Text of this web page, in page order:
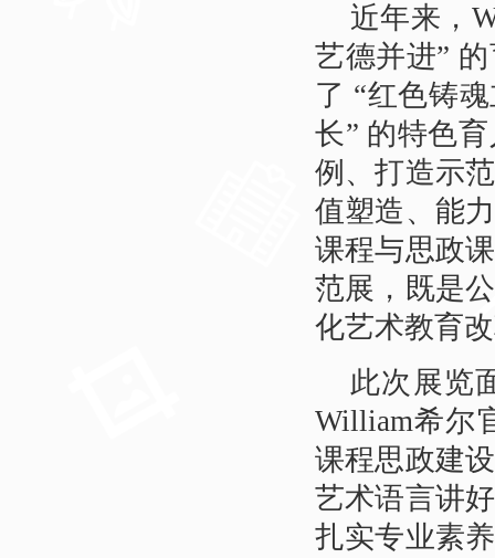
近年来，
艺德并进”
了 “红色铸
长” 的特色
例、打造示
值塑造、能
课程与思政
范展，既是
化艺术教育
此次展览
William希尔
课程思政建
艺术语言讲
扎实专业素